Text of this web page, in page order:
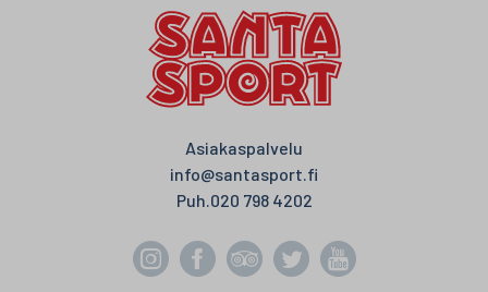
Asiakaspalvelu
info@santasport.fi
Puh. 020 798 4202